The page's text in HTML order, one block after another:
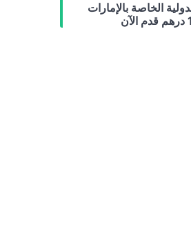
الخاصة بالإمارات